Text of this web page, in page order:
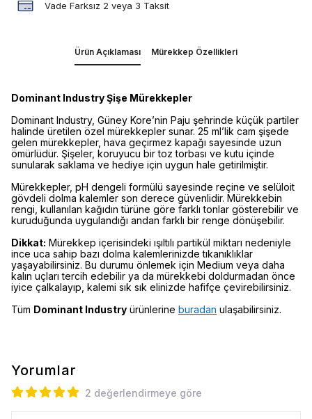
Vade Farksız 2 veya 3 Taksit
Ürün Açıklaması Mürekkep Özellikleri
Dominant Industry Şişe Mürekkepler
Dominant Industry, Güney Kore’nin Paju şehrinde küçük partiler
halinde üretilen özel mürekkepler sunar. 25 ml’lik cam şişede
gelen mürekkepler, hava geçirmez kapağı sayesinde uzun
ömürlüdür. Şişeler, koruyucu bir toz torbası ve kutu içinde
sunularak saklama ve hediye için uygun hale getirilmiştir.
Mürekkepler, pH dengeli formülü sayesinde reçine ve selüloit
gövdeli dolma kalemler son derece güvenlidir. Mürekkebin
rengi, kullanılan kağıdın türüne göre farklı tonlar gösterebilir ve
kuruduğunda uygulandığı andan farklı bir renge dönüşebilir.
Dikkat: Mürekkep içerisindeki ışıltılı partikül miktarı nedeniyle
ince uca sahip bazı dolma kalemlerinizde tıkanıklıklar
yaşayabilirsiniz. Bu durumu önlemek için Medium veya daha
kalın uçları tercih edebilir ya da mürekkebi doldurmadan önce
iyice çalkalayıp, kalemi sık sık elinizde hafifçe çevirebilirsiniz.
Tüm Dominant Industry ürünlerine buradan ulaşabilirsiniz.
Yorumlar
2 değerlendirmeye göre